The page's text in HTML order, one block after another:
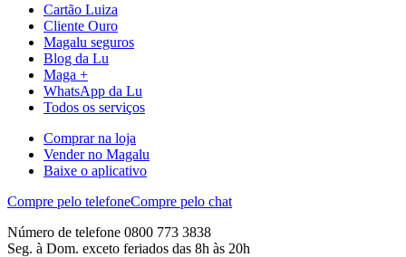
Cartão Luiza
Cliente Ouro
Magalu seguros
Blog da Lu
Maga +
WhatsApp da Lu
Todos os serviços
Comprar na loja
Vender no Magalu
Baixe o aplicativo
Compre pelo telefoneCompre pelo chat
Número de telefone 0800 773 3838
Seg. à Dom. exceto feriados das 8h às 20h